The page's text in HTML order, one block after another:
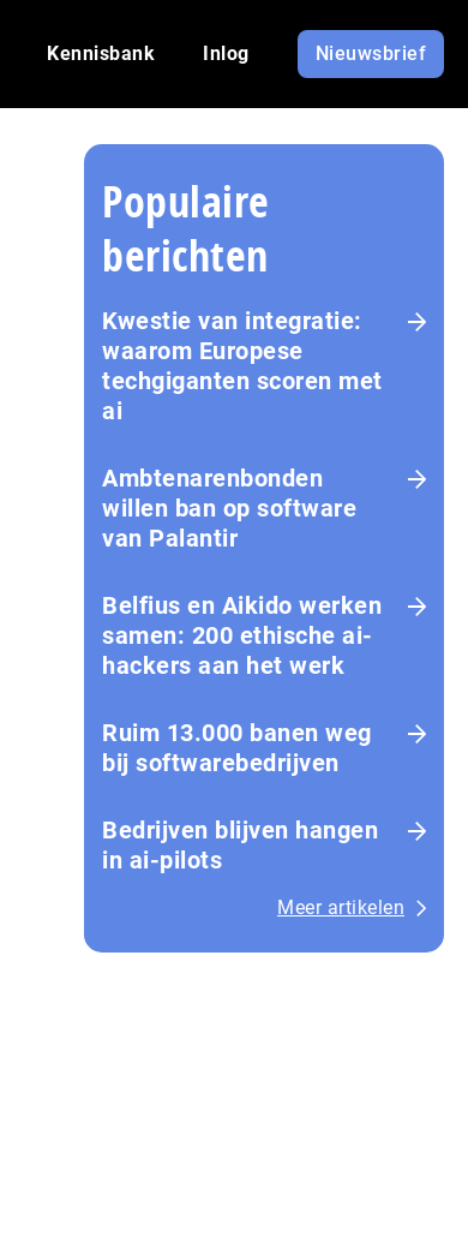
Kennisbank Inlog Nieuwsbrief
Populaire
berichten
Kwestie van integratie:
waarom Europese
techgiganten scoren met
ai
Amb­te­na­ren­bon­den
willen ban op software
van Palantir
Belfius en Aikido werken
samen: 200 ethische ai-
hackers aan het werk
Ruim 13.000 banen weg
bij softwarebedrijven
Bedrijven blijven hangen
in ai-pilots
Meer artikelen